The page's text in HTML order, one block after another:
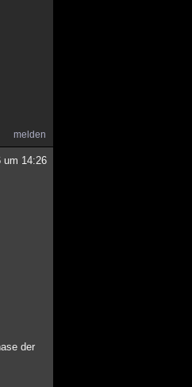
melden
um 14:26
der